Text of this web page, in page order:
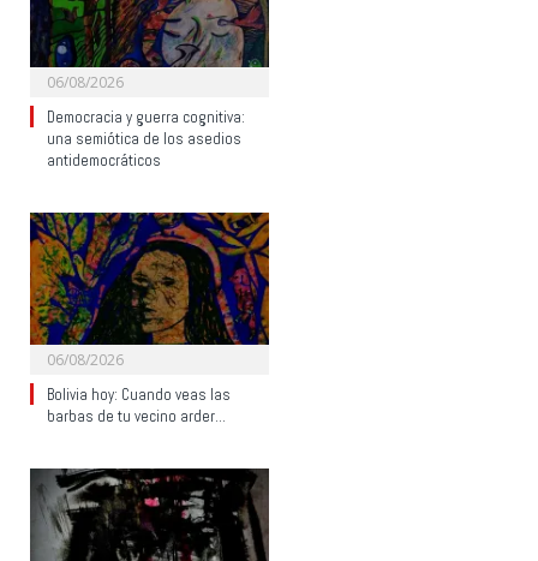
06/08/2026
Democracia y guerra cognitiva:
una semiótica de los asedios
antidemocráticos
06/08/2026
Bolivia hoy: Cuando veas las
barbas de tu vecino arder…